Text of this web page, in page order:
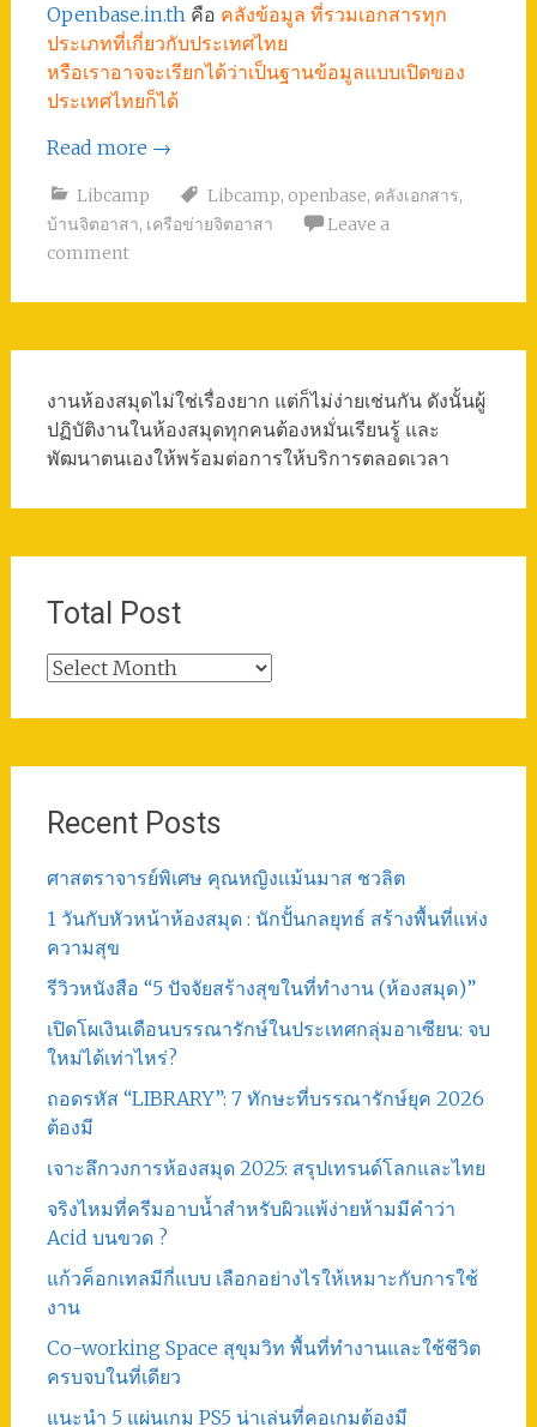
Openbase.in.th คือ คลังข้อมูล ที่รวมเอกสารทุก
ประเภทที่เกี่ยวกับประเทศไทย
หรือเราอาจจะเรียกได้ว่าเป็นฐานข้อมูลแบบเปิดของ
ประเทศไทยก็ได้
Read more →
Libcamp Libcamp, openbase, คลังเอกสาร,
บ้านจิตอาสา, เครือข่ายจิตอาสา
Leave a
comment
งานห้องสมุดไม่ใช่เรื่องยาก แต่ก็ไม่ง่ายเช่นกัน ดังนั้นผู้
ปฏิบัติงานในห้องสมุดทุกคนต้องหมั่นเรียนรู้ และ
พัฒนาตนเองให้พร้อมต่อการให้บริการตลอดเวลา
Total Post
Total
Recent Posts
ศาสตราจารย์พิเศษ คุณหญิงแม้นมาส ชวลิต
1 วันกับหัวหน้าห้องสมุด : นักปั้นกลยุทธ์ สร้างพื้นที่แห่ง
ความสุข
รีวิวหนังสือ “5 ปัจจัยสร้างสุขในที่ทำงาน (ห้องสมุด)”
เปิดโผเงินเดือนบรรณารักษ์ในประเทศกลุ่มอาเซียน: จบ
ใหม่ได้เท่าไหร่?
ถอดรหัส “LIBRARY”: 7 ทักษะที่บรรณารักษ์ยุค 2026
ต้องมี
เจาะลึกวงการห้องสมุด 2025: สรุปเทรนด์โลกและไทย
จริงไหมที่ครีมอาบน้ำสำหรับผิวแพ้ง่ายห้ามมีคำว่า
Acid บนขวด ?
แก้วค็อกเทลมีกี่แบบ เลือกอย่างไรให้เหมาะกับการใช้
งาน
Co-working Space สุขุมวิท พื้นที่ทำงานและใช้ชีวิต
ครบจบในที่เดียว
แนะนำ 5 แผ่นเกม PS5 น่าเล่นที่คอเกมต้องมี